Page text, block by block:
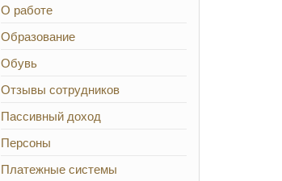
О работе
Образование
Обувь
Отзывы сотрудников
Пассивный доход
Персоны
Платежные системы